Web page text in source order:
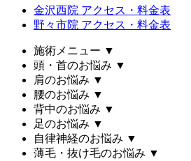
金沢西院 アクセス・料金表
野々市院 アクセス・料金表
施術メニュー ▼
頭・首のお悩み ▼
肩のお悩み ▼
腰のお悩み ▼
背中のお悩み ▼
足のお悩み ▼
自律神経のお悩み ▼
薄毛・抜け毛のお悩み ▼